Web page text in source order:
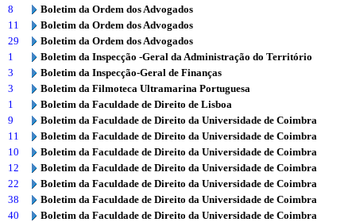
8
Boletim da Ordem dos Advogados
11
Boletim da Ordem dos Advogados
29
Boletim da Ordem dos Advogados
1
Boletim da Inspecção -Geral da Administração do Território
3
Boletim da Inspecção-Geral de Finanças
3
Boletim da Filmoteca Ultramarina Portuguesa
1
Boletim da Faculdade de Direito de Lisboa
9
Boletim da Faculdade de Direito da Universidade de Coimbra
11
Boletim da Faculdade de Direito da Universidade de Coimbra
10
Boletim da Faculdade de Direito da Universidade de Coimbra
12
Boletim da Faculdade de Direito da Universidade de Coimbra
22
Boletim da Faculdade de Direito da Universidade de Coimbra
38
Boletim da Faculdade de Direito da Universidade de Coimbra
40
Boletim da Faculdade de Direito da Universidade de Coimbra